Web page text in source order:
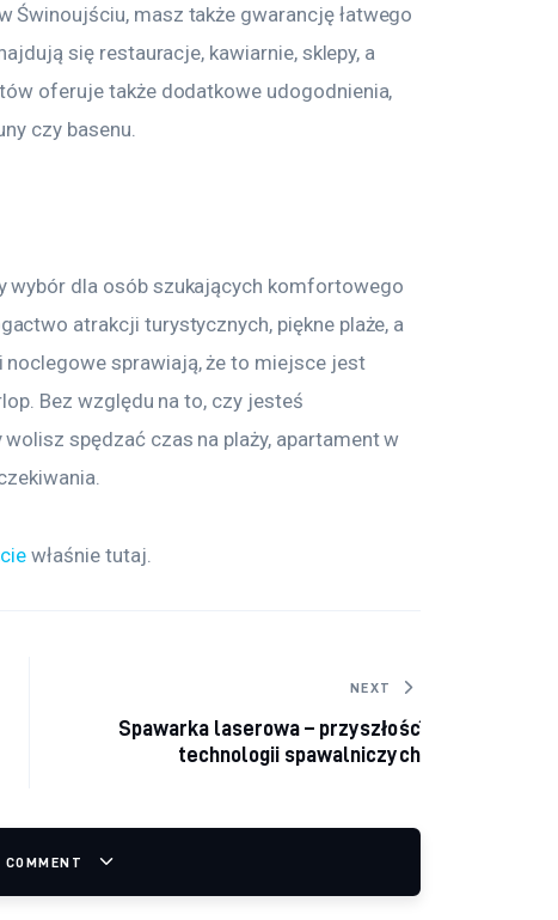
Świnoujściu, masz także gwarancję łatwego
się restauracje, kawiarnie, sklepy, a
oferuje także dodatkowe udogodnienia,
czy basenu.
wybór dla osób szukających komfortowego
atrakcji turystycznych, piękne plaże, a
sprawiają, że to miejsce jest
Bez względu na to, czy jesteś
spędzać czas na plaży, apartament w
właśnie tutaj.
NEXT
Spawarka laserowa – przyszłość
technologii spawalniczych
COMMENT